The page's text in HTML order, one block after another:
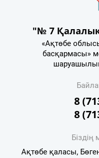
"№ 7
«Ақтөбе
басқармасы»
8
8
Ақтөбе қаласы,